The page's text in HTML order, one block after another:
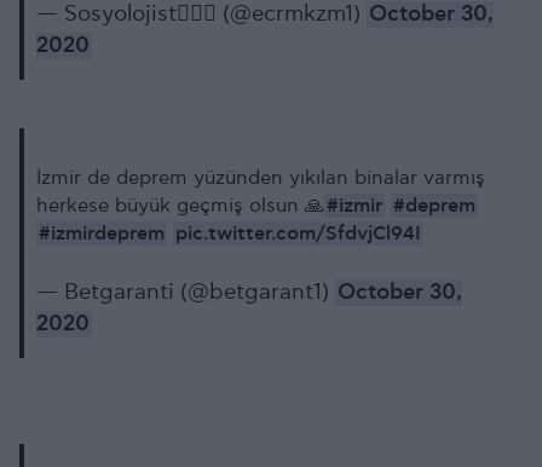
— Sosyolojist🕵🏻‍♂️ (@ecrmkzm1) October 30,
2020
İzmir de deprem yüzünden yıkılan binalar varmış
herkese büyük geçmiş olsun 🙏 #izmir #deprem
#izmirdeprem pic.twitter.com/SfdvjCl94I
— Betgaranti (@betgarant1) October 30,
2020